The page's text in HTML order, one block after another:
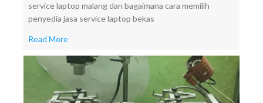
service laptop malang dan bagaimana cara memilih
penyedia jasa service laptop bekas
Read More